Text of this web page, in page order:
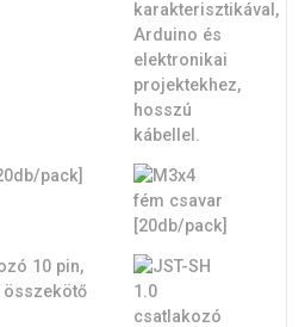
pack]
10 pin,
összekötő